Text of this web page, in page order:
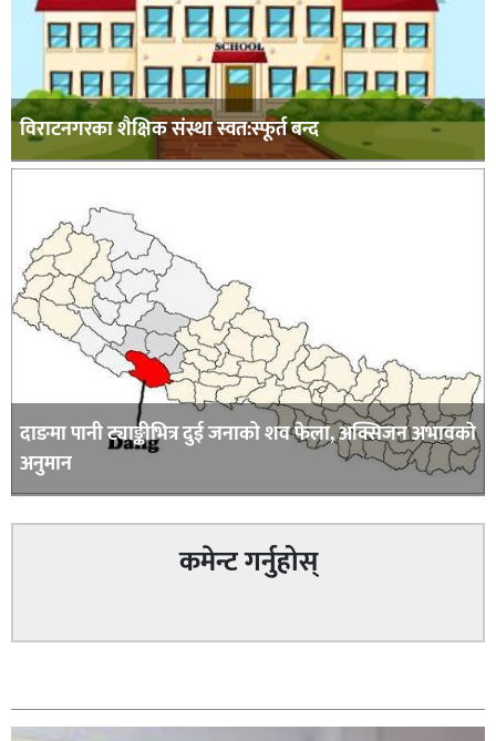
विराटनगरका शैक्षिक संस्था स्वत:स्फूर्त बन्द
दाङमा पानी ट्याङ्कीभित्र दुई जनाको शव फेला, अक्सिजन अभावकाे
अनुमान
कमेन्ट गर्नुहोस्